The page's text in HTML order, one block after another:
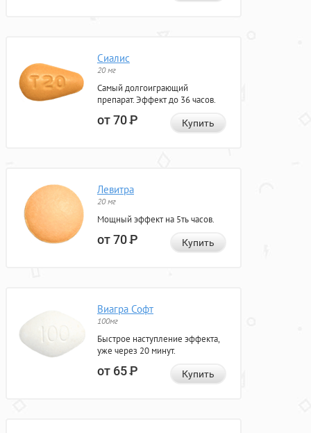
Сиалис
20 мг
Самый долгоиграющий
препарат. Эффект до 36 часов.
от 70Р Купить
Левитра
20 мг
Мощный эффект на 5ть часов.
от 70Р Купить
Виагра Софт
100мг
Быстрое наступление эффекта,
уже через 20 минут.
от 65Р Купить